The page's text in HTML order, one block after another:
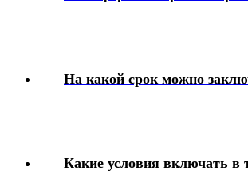
На какой срок можно
Какие условия включать в